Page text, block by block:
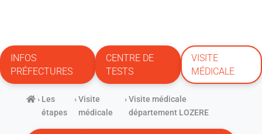
INFOS
PRÉFECTURES
CENTRE DE
TESTS
VISITE
MÉDICALE
› Les
étapes
›Visite
médicale
›Visite médicale
département LOZERE